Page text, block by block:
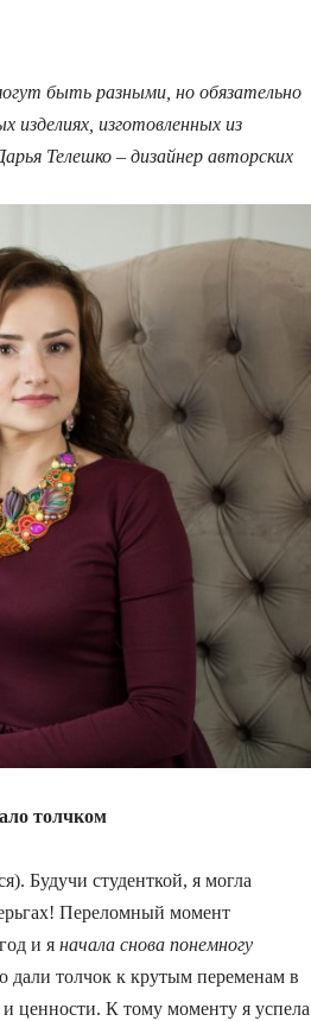
быть разными, но обязательно
изделиях, изготовленных из
Телешко – дизайнер авторских
толчком
Будучи студенткой, я могла
Переломный момент
и я начала снова понемногу
дали толчок к крутым переменам в
ценности. К тому моменту я успела